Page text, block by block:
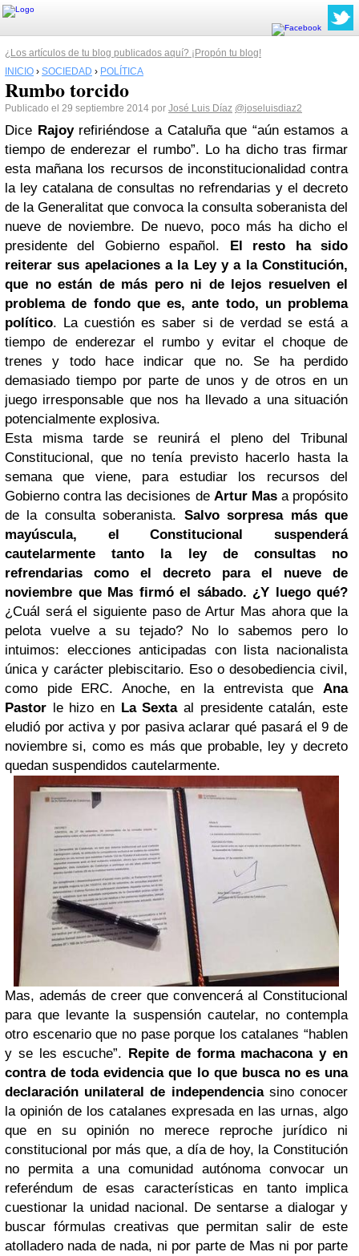
¿Los artículos de tu blog publicados aquí? ¡Propón tu blog!
INICIO › SOCIEDAD › POLÍTICA
Rumbo torcido
Publicado el 29 septiembre 2014 por José Luis Díaz @joseluisdiaz2
Dice Rajoyrefiriéndose a Cataluña que “aún estamos a
tiempo de enderezar el rumbo”. Lo ha dicho tras firmar
esta mañana los recursos de inconstitucionalidad contra
la ley catalana de consultas no refrendarias y el decreto
de la Generalitat que convoca la consulta soberanista del
nueve de noviembre. De nuevo, poco más ha dicho el
presidente del Gobierno español. El resto ha sido
reiterar sus apelaciones a la Ley y a la Constitución,
que no están de más pero ni de lejos resuelven el
problema de fondo que es, ante todo, un problema
político. La cuestión es saber si de verdad se está a
tiempo de enderezar el rumbo y evitar el choque de
trenes y todo hace indicar que no. Se ha perdido
demasiado tiempo por parte de unos y de otros en un
juego irresponsable que nos ha llevado a una situación
potencialmente explosiva.
Esta misma tarde se reunirá el pleno del Tribunal
Constitucional, que no tenía previsto hacerlo hasta la
semana que viene, para estudiar los recursos del
Gobierno contra las decisiones de Artur Masa propósito
de la consulta soberanista. Salvo sorpresa más que
mayúscula, el Constitucional suspenderá
cautelarmente tanto la ley de consultas no
refrendarias como el decreto para el nueve de
noviembre que Mas firmó el sábado. ¿Y luego qué?
¿Cuál será el siguiente paso de Artur Mas ahora que la
pelota vuelve a su tejado? No lo sabemos pero lo
intuimos: elecciones anticipadas con lista nacionalista
única y carácter plebiscitario. Eso o desobediencia civil,
como pide ERC. Anoche, en la entrevista que Ana
Pastor le hizo en La Sextaal presidente catalán, este
eludió por activa y por pasiva aclarar qué pasará el 9 de
noviembre si, como es más que probable, ley y decreto
quedan suspendidos cautelarmente.
Mas, además de creer que convencerá al Constitucional
para que levante la suspensión cautelar, no contempla
otro escenario que no pase porque los catalanes “hablen
y se les escuche”. Repite de forma machacona y en
contra de toda evidencia que lo que busca no es una
declaración unilateral de independenciasino conocer
la opinión de los catalanes expresada en las urnas, algo
que en su opinión no merece reproche jurídico ni
constitucional por más que, a día de hoy, la Constitución
no permita a una comunidad autónoma convocar un
referéndum de esas características en tanto implica
cuestionar la unidad nacional. De sentarse a dialogar y
buscar fórmulas creativas que permitan salir de este
atolladero nada de nada, ni por parte de Mas ni por parte